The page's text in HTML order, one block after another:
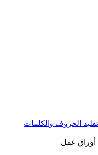
أوراق عمل